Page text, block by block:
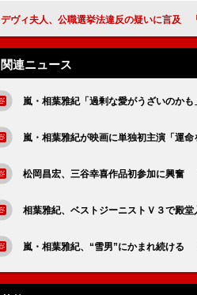
デヴィ夫人、公職選挙法違反の疑いに言及 「私、外国人なので全然知らなか
関連ニュース
嵐・相葉雅紀「過剰な愛がうざいのか
嵐・相葉雅紀が映画に単独初主演「運
松岡昌宏、三谷幸喜作品初参加に興奮
相葉雅紀、ベストジーニストＶ３で殿
嵐・相葉雅紀、“雪男”にかまれ続ける